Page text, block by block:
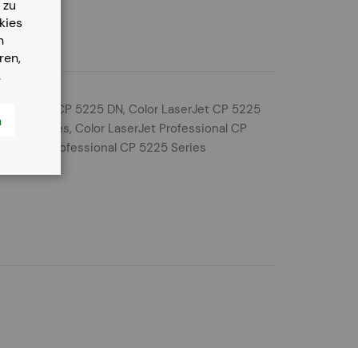
CP 5225 DN, Color LaserJet CP 5225
Series, Color LaserJet Professional CP
Professional CP 5225 Series